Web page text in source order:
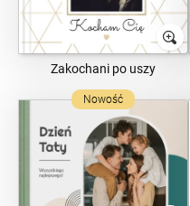
Zakochani po uszy
Nowość